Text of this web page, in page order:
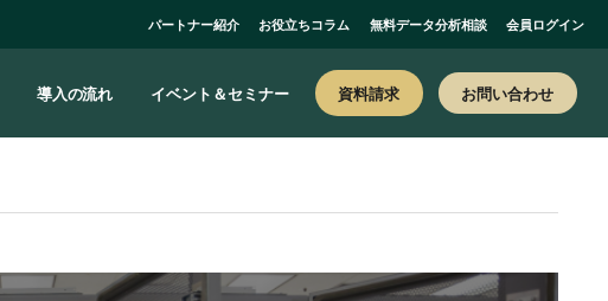
パートナー紹介 お役立ちコラム 無料データ分析相談 会員ログイン
導入の流れ イベント＆セミナー 資料請求 お問い合わせ